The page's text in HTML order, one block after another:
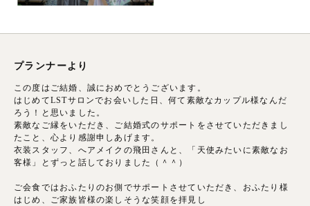
プランナーより
この度はご結婚、誠におめでとうございます。
はじめてLSTサロンでお会いした日、何て素敵なカップル様なんだ
ろう！と思いました。
素敵なご縁をいただき、ご結婚式のサポートをさせていただきまし
たこと、心より感謝申しあげます。
衣装スタッフ、へアメイクの飛田さんと、「天使みたいに素敵なお
客様」とずっと話しておりました（＾＾）
ご会食ではおふたりのお側でサポートさせていただき、おふたり様
はじめ、ご家族皆様の楽しそうな笑顔を拝見し